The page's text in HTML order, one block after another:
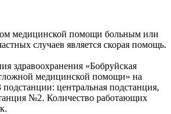
медицинской помощи больным или
случаев является скорая помощь.
здравоохранения «Бобруйская
медицинской помощи» на
подстанции: центральная подстанция,
№2. Количество работающих